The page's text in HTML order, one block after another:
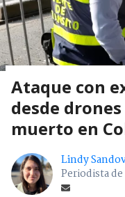
Ataque con
desde
muerto en
Lindy
Periodista